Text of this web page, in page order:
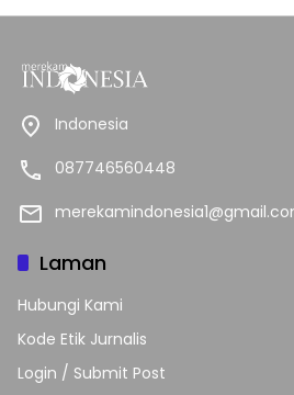
Indonesia
087746560448
Laman
Hubungi Kami
Kode Etik Jurnalis
Login / Submit Post